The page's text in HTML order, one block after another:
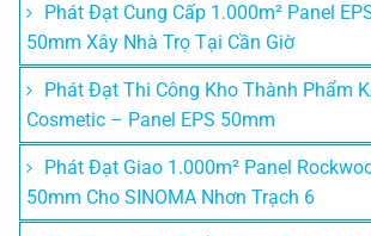
Phát Đạt Cung Cấp 1.000m² Panel
50mm Xây Nhà Trọ Tại Cần Giờ
Phát Đạt Thi Công Kho Thành Phẩm
Cosmetic – Panel EPS 50mm
Phát Đạt Giao 1.000m² Panel
50mm Cho SINOMA Nhơn Trạch 6